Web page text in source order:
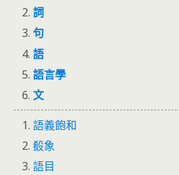
詞
句
語
語言學
文
語義飽和
殽象
語目